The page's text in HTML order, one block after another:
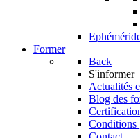
Former
Back
S'informer
Actualités
Blog des
Conditions